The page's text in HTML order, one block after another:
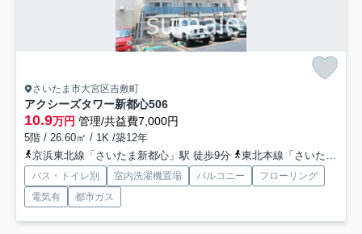
さいたま市大宮区吉敷町
アクシーズタワー新都心506
10.9万円 管理/共益費7,000円
5階 / 26.60㎡ / 1K /築12年
京浜東北線「さいたま新都心」駅 徒歩9分
東北本線「さいたま新都心」駅 徒歩9分
バス・トイレ別 室内洗濯機置場 バルコニー
フローリング
電気有
都市ガス